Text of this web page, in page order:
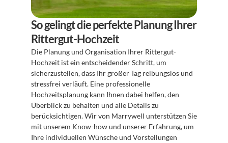
So gelingt die perfekte Planung Ihrer
Rittergut-Hochzeit
Die Planung und Organisation Ihrer Rittergut-
Hochzeit ist ein entscheidender Schritt, um
sicherzustellen, dass Ihr großer Tag reibungslos und
stressfrei verläuft. Eine professionelle
Hochzeitsplanung kann Ihnen dabei helfen, den
Überblick zu behalten und alle Details zu
berücksichtigen. Wir von Marrywell unterstützen Sie
mit unserem Know-how und unserer Erfahrung, um
Ihre individuellen Wünsche und Vorstellungen